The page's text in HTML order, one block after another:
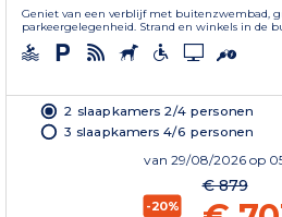
Geniet van een verblijf met buitenzwembad,
parkeergelegenheid. Strand en winkels in de
2 slaapkamers 2/4 personen
3 slaapkamers 4/6 personen
van 29/08/2026 op
-20%
€ 879